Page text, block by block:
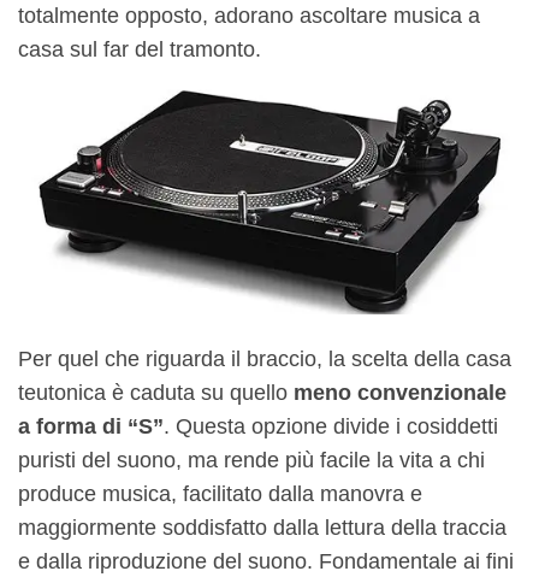
totalmente opposto, adorano ascoltare musica a
casa sul far del tramonto.
Per quel che riguarda il braccio, la scelta della casa
teutonica è caduta su quello meno convenzionale
a forma di “S”. Questa opzione divide i cosiddetti
puristi del suono, ma rende più facile la vita a chi
produce musica, facilitato dalla manovra e
maggiormente soddisfatto dalla lettura della traccia
e dalla riproduzione del suono. Fondamentale ai fini